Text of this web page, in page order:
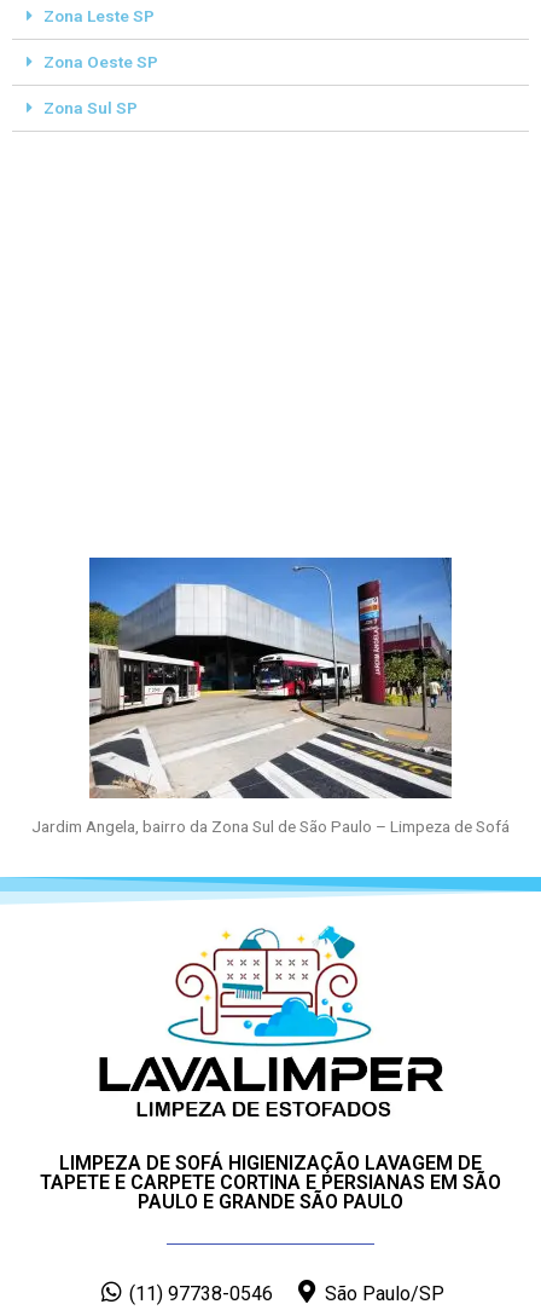
Zona Leste SP
Zona Oeste SP
Zona Sul SP
Jardim Angela, bairro da Zona Sul de São Paulo – Limpeza de Sofá
LIMPEZA DE SOFÁ HIGIENIZAÇÃO LAVAGEM DE
TAPETE E CARPETE CORTINA E PERSIANAS EM SÃO
PAULO E GRANDE SÃO PAULO
(11) 97738-0546 São Paulo/SP